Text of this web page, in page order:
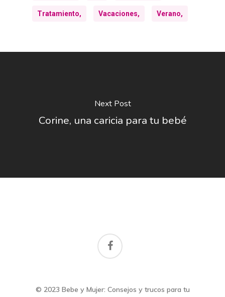
Tratamiento, Vacaciones, Verano,
Next Post
Corine, una caricia para tu bebé
facebook
© 2023 Bebe y Mujer: Consejos y trucos para tu